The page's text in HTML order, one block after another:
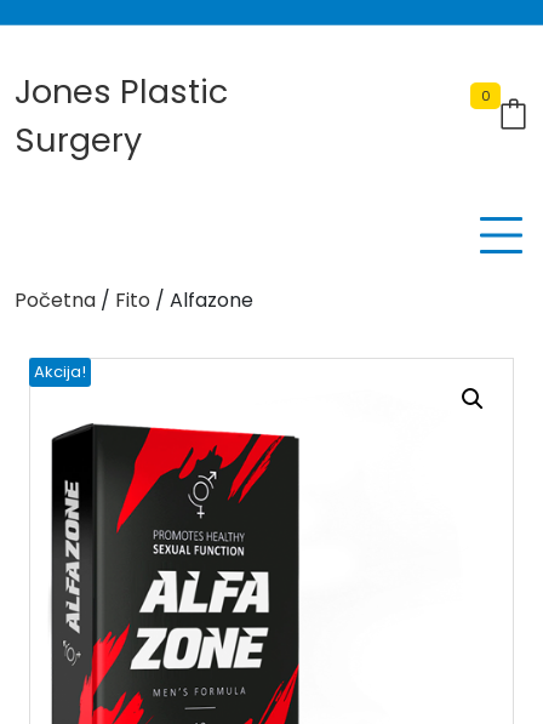
Jones Plastic
Surgery
0
Početna / Fito / Alfazone
Akcija!